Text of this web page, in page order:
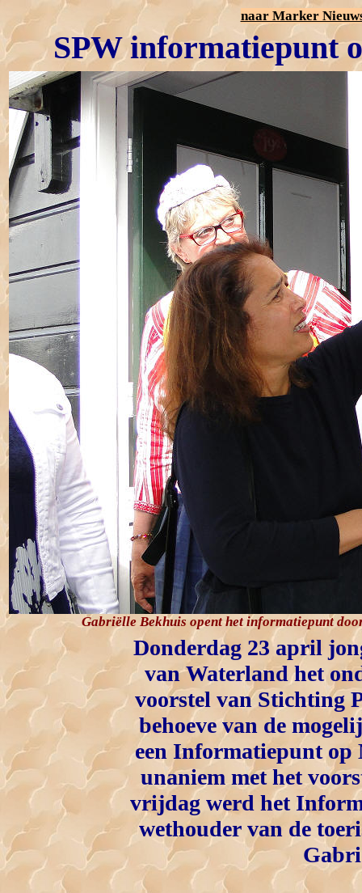
naar Marker
SPW informatiepunt
Gabriëlle Bekhuis opent het informatiepunt
Donderdag 23 april
van Waterland het
voorstel van Stichting
behoeve van de
een Informatiepunt op
unaniem met het
vrijdag werd het
wethouder van de